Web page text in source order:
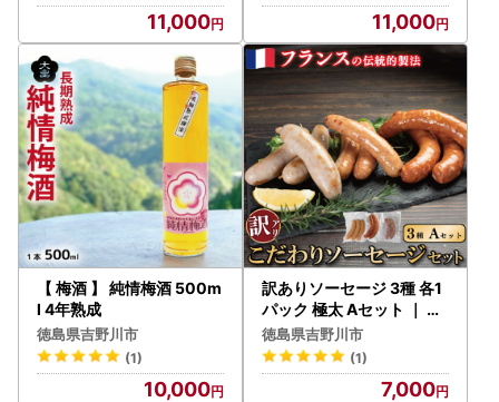
11,000 11,000
【 梅酒 】 純情梅酒 500m
l 4年熟成
徳島県吉野川市
(1)
10,000
訳ありソーセージ 3種 各1
パック 極太 Aセット ｜ ソ
ーセージ
徳島県吉野川市
(1)
7,000